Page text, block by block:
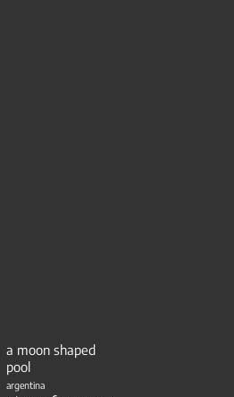
a moon shaped
pool
argentina